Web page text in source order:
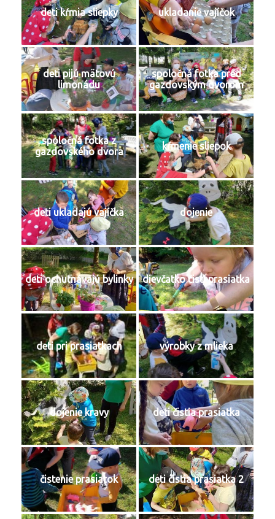
deti kŕmia sliepky ukladanie vajíčok
deti pijú mätovú
limonádu
spoločná fotka pred
gazdovským dvorom
spoločná fotka z
gazdovského dvora
kŕmenie sliepok
deti ukladajú vajíčka dojenie
deti ochutnávajú bylinky dievčatko čistí prasiatka
deti pri prasiatkach výrobky z mlieka
dojenie kravy deti čistia prasiatka
čistenie prasiatok deti čistia prasiatka 2